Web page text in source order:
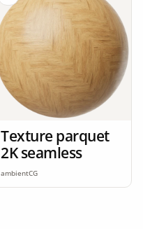
Texture parquet
2K seamless
ambientCG